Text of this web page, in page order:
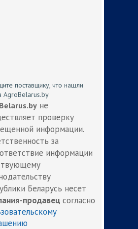
поставщику, что нашли
AgroBelarus.by
не
проверку
информации.
за
информации
Беларусь несет
продавец согласно